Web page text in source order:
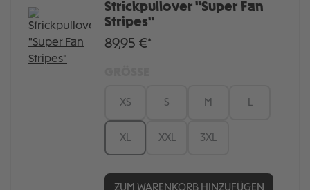
Strickpullover "Super Fan
Stripes"
89,95 €*
XS S M
XL XXL 3XL
ZUM WARENKORB HINZUFÜGEN